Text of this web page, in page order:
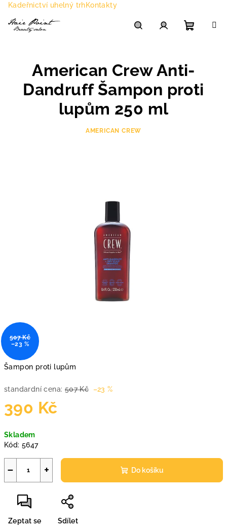
Přejít
obsah
Kadeřnictví uhelný trhKontakty
košík
Šampon proti lupům
standardní cena: 507 Kč –23 %
390 Kč
cena:
Skladem
Kód: 5647
+
− Do košíku
Zeptat se Sdílet
American Crew Anti-
Dandruff Šampon proti
lupům 250 ml
AMERICAN CREW
507 Kč
–23 %